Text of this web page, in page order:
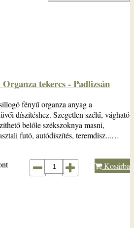
Organza tekercs - Padlizsán
fényű organza anyag a
díszítéshez. Szegetlen szélű, vágható
belőle székszoknya masni,
futó, autódíszítés, teremdísz...…
Kosárba